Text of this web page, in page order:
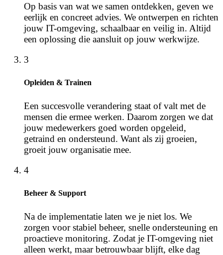
Op basis van wat we samen ontdekken, geven we
eerlijk en concreet advies. We ontwerpen en richten
jouw IT-omgeving, schaalbaar en veilig in. Altijd
een oplossing die aansluit op jouw werkwijze.
3
Opleiden & Trainen
Een succesvolle verandering staat of valt met de
mensen die ermee werken. Daarom zorgen we dat
jouw medewerkers goed worden opgeleid,
getraind en ondersteund. Want als zij groeien,
groeit jouw organisatie mee.
4
Beheer & Support
Na de implementatie laten we je niet los. We
zorgen voor stabiel beheer, snelle ondersteuning en
proactieve monitoring. Zodat je IT-omgeving niet
alleen werkt, maar betrouwbaar blijft, elke dag